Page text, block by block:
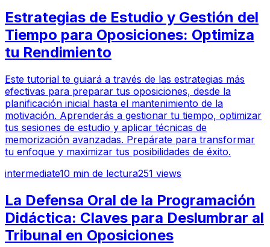
Estrategias de Estudio y Gestión del
Tiempo para Oposiciones: Optimiza
tu Rendimiento
Este tutorial te guiará a través de las estrategias más
efectivas para preparar tus oposiciones, desde la
planificación inicial hasta el mantenimiento de la
motivación. Aprenderás a gestionar tu tiempo, optimizar
tus sesiones de estudio y aplicar técnicas de
memorización avanzadas. Prepárate para transformar
tu enfoque y maximizar tus posibilidades de éxito.
intermediate10 min de lectura251 views
La Defensa Oral de la Programación
Didáctica: Claves para Deslumbrar al
Tribunal en Oposiciones